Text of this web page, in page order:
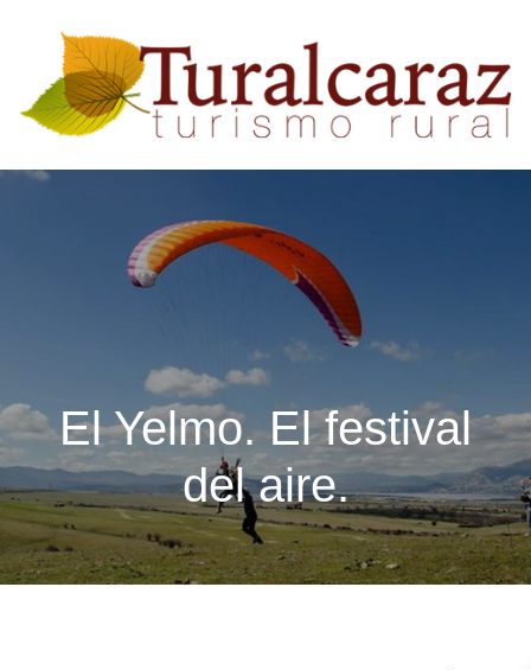
El Yelmo. El festival
del aire.